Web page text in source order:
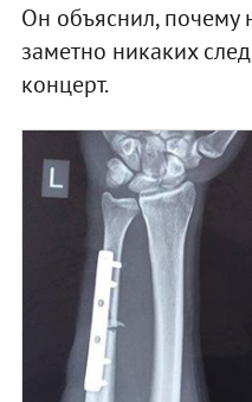
Он объяснил, почему
заметно никаких
концерт.